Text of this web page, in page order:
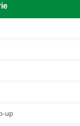
up